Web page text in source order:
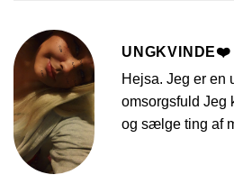
UNGKVINDE❤️
Hejsa. Jeg er en
omsorgsfuld Jeg
og sælge ting af